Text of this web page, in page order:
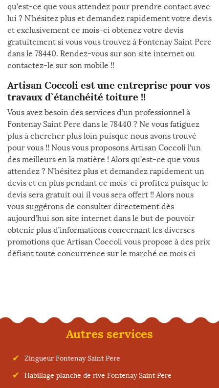
qu’est-ce que vous attendez pour prendre contact avec
lui ? N’hésitez plus et demandez rapidement votre devis
et exclusivement ce mois-ci obtenez votre devis
gratuitement si vous vous trouvez à Fontenay Saint Pere
dans le 78440. Rendez-vous sur son site internet ou
contactez-le sur son mobile !!
Artisan Coccoli est une entreprise pour vos
travaux d`étanchéité toiture !!
Vous avez besoin des services d’un professionnel à
Fontenay Saint Pere dans le 78440 ? Ne vous fatiguez
plus à chercher plus loin puisque nous avons trouvé
pour vous !! Nous vous proposons Artisan Coccoli l’un
des meilleurs en la matière ! Alors qu’est-ce que vous
attendez ? N’hésitez plus et demandez rapidement un
devis et en plus pendant ce mois-ci profitez puisque le
devis sera gratuit oui il vous sera offert !! Alors nous
vous suggérons de consulter directement dès
aujourd’hui son site internet dans le but de pouvoir
obtenir plus d’informations concernant les diverses
promotions que Artisan Coccoli vous propose à des prix
défiant toute concurrence sur le marché ce mois ci
Autres services
Zingueur Fontenay Saint Pere
Habillage planche de rive Fontenay Saint Pere